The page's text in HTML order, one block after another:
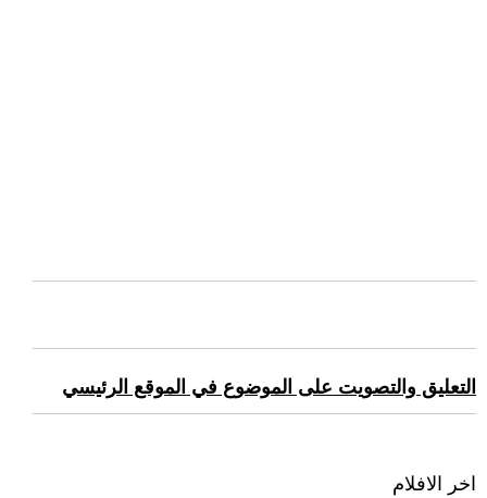
التعليق والتصويت على الموضوع في الموقع الرئيسي
اخر الافلام